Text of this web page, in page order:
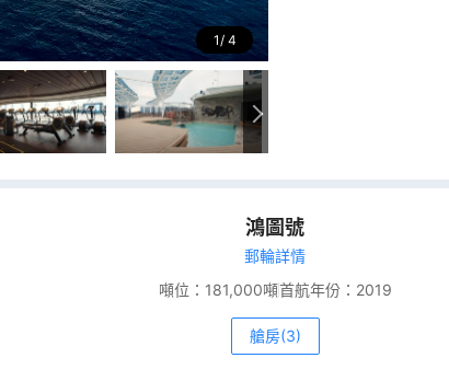
1 4
鴻圖號
郵輪詳情
噸位： 181,000噸首航年份： 2019
艙房(3)